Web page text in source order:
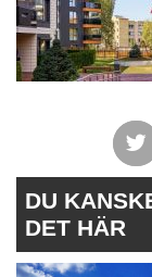
DU
DET HÄR